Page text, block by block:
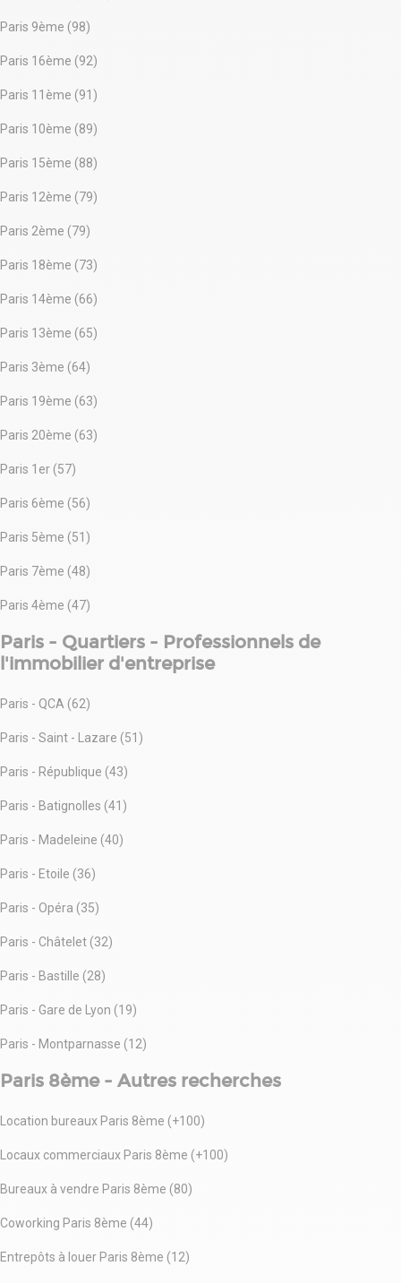
Hauteur sous plafond : 5m
5 salles de réunion
Grand espace détente avec cuisine
Casiers individuels
Climatisation
Contrat de minimum 12 mois.
Paris 9ème (98)
Paris 16ème (92)
Paris 11ème (91)
Paris 10ème (89)
Paris 15ème (88)
Paris 12ème (79)
Paris 2ème (79)
Paris 18ème (73)
Paris 14ème (66)
Paris 13ème (65)
Paris 3ème (64)
Paris 19ème (63)
Paris 20ème (63)
Paris 1er (57)
Paris 6ème (56)
Paris 5ème (51)
Paris 7ème (48)
Paris 4ème (47)
Paris - Quartiers - Professionnels de
l'immobilier d'entreprise
Paris - QCA (62)
Paris - Saint - Lazare (51)
Paris - République (43)
Paris - Batignolles (41)
Paris - Madeleine (40)
Paris - Etoile (36)
Paris - Opéra (35)
Paris - Châtelet (32)
Paris - Bastille (28)
Paris - Gare de Lyon (19)
Paris - Montparnasse (12)
Paris 8ème - Autres recherches
Location bureaux Paris 8ème (+100)
Locaux commerciaux Paris 8ème (+100)
Bureaux à vendre Paris 8ème (80)
Coworking Paris 8ème (44)
Entrepôts à louer Paris 8ème (12)